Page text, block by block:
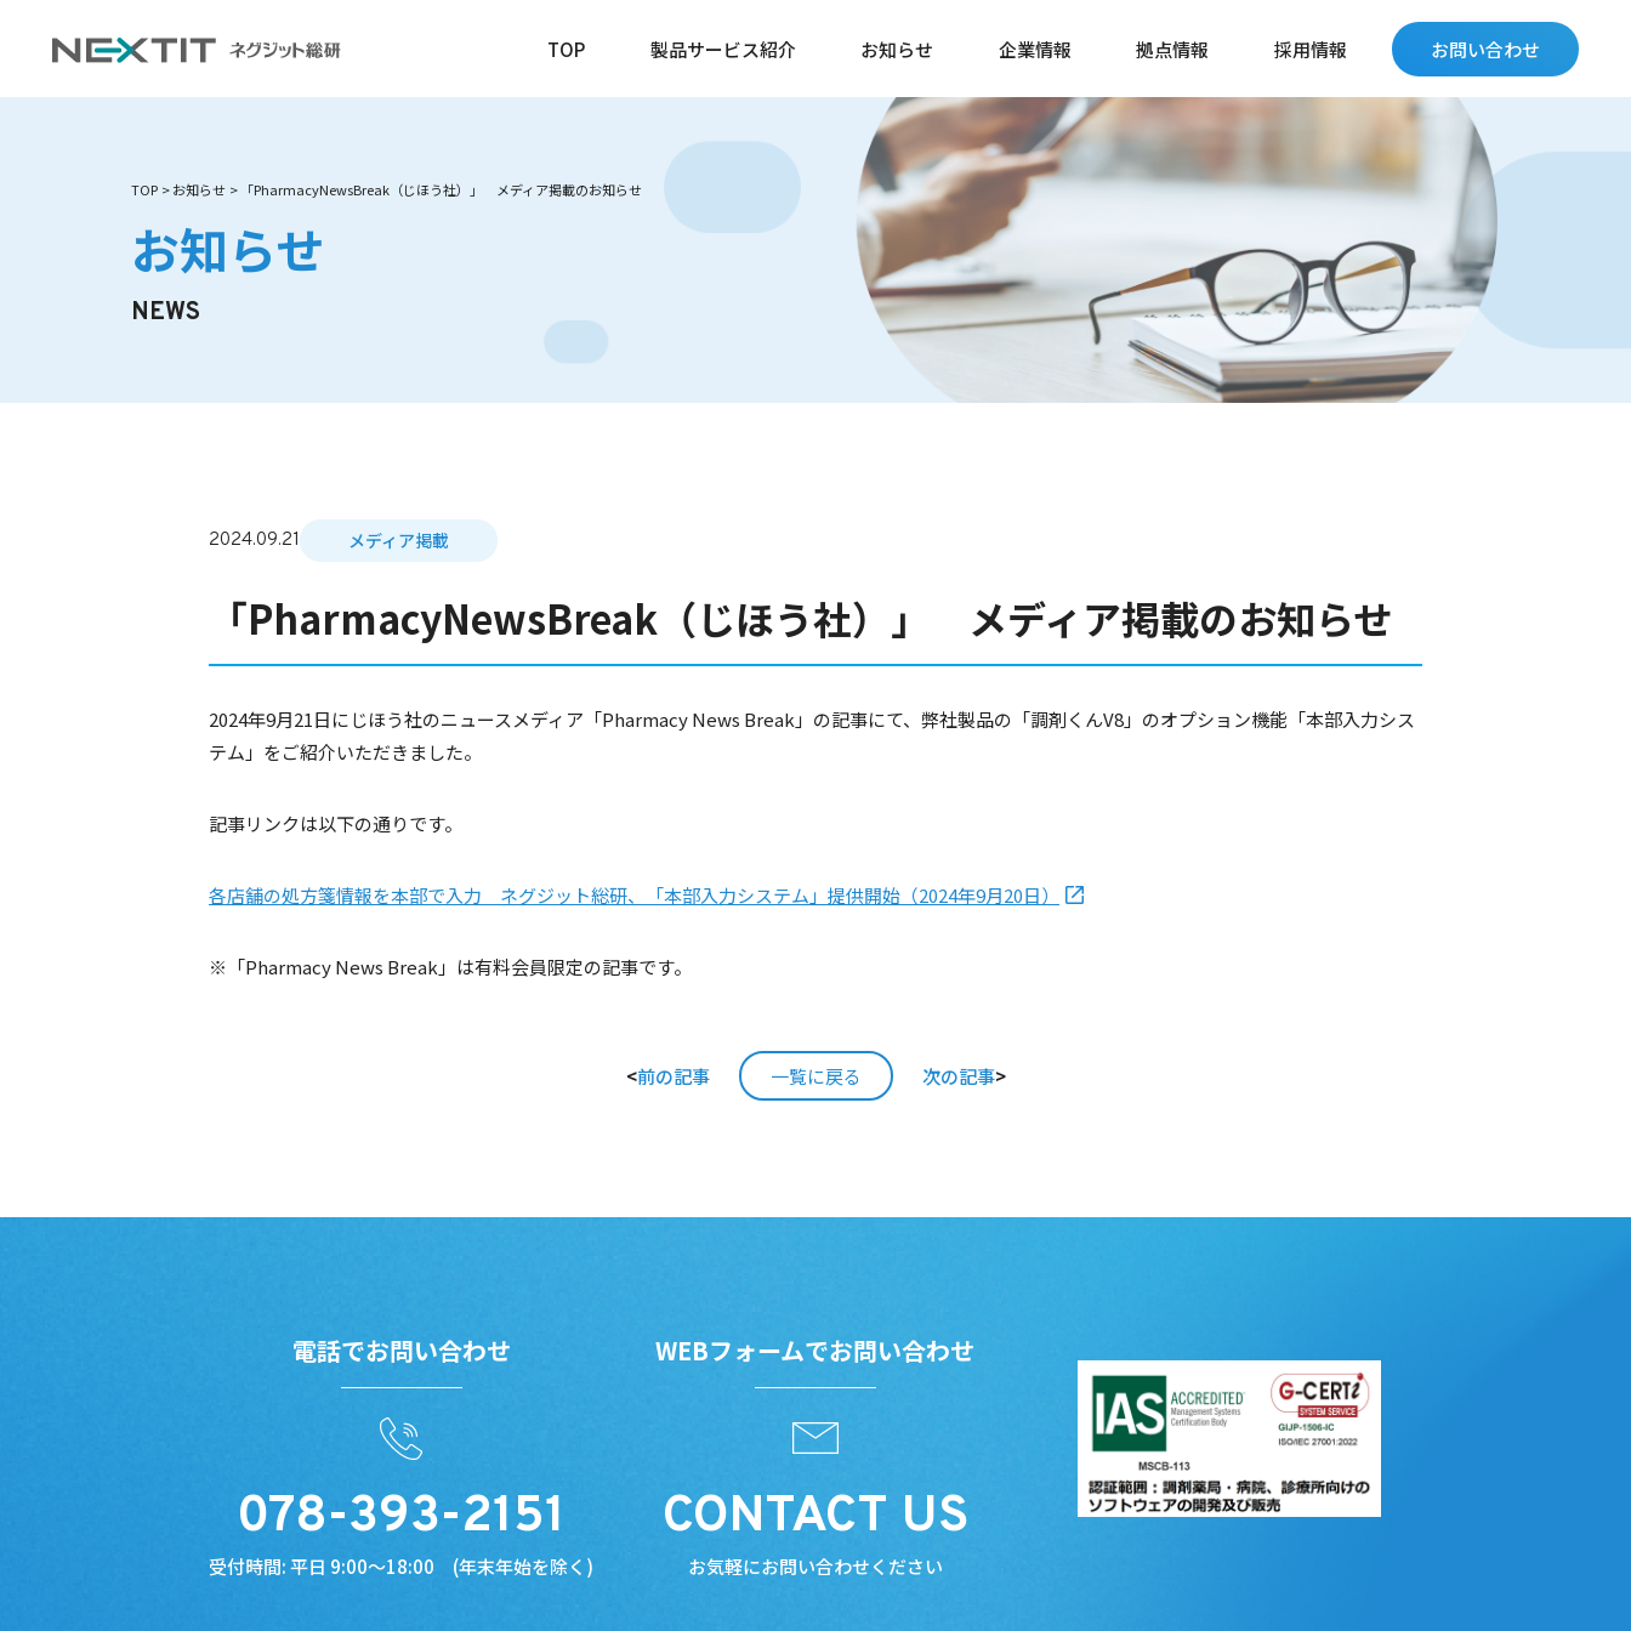
TOP 製品サービス紹介 お知らせ 企業情報 拠点情報 採用情報 お問い合わせ
TOP お知らせ 「PharmacyNewsBreak（じほう社）」 メディア掲載のお知らせ
お知らせ
NEWS
2024.09.21 メディア掲載
「PharmacyNewsBreak（じほう社）」 メディア掲載のお知らせ
2024年9月21日にじほう社のニュースメディア「Pharmacy News Break」の記事にて、弊社製品の「調剤くんV8」のオプション機能「本部入力シス
テム」をご紹介いただきました。
記事リンクは以下の通りです。
各店舗の処方箋情報を本部で入力 ネグジット総研、「本部入力システム」提供開始（2024年9月20日）
※「Pharmacy News Break」は有料会員限定の記事です。
<前の記事 一覧に戻る 次の記事>
電話でお問い合わせ
078-393-2151
受付時間: 平日 9:00～18:00 (年末年始を除く)
WEBフォームでお問い合わせ
CONTACT US
お気軽にお問い合わせください